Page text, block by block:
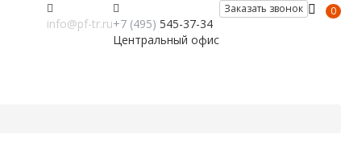
0
Заказать звонок
+7 (495) 545-37-34
Центральный офис
info@pf-tr.ru